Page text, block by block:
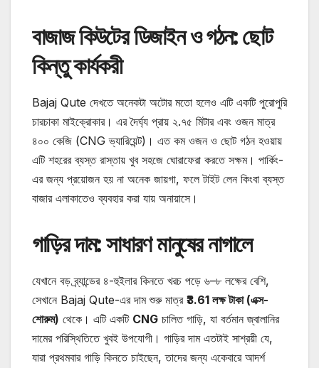
বাজাজ কিউটের ডিজাইন ও গঠন: ছোট
কিন্তু কার্যকরী
Bajaj Qute দেখতে অনেকটা অটোর মতো হলেও এটি একটি পুরোপুরি
চারচাকা মাইক্রোকার। এর দৈর্ঘ্য প্রায় ২.৭৫ মিটার এবং ওজন মাত্র
৪০০ কেজি (CNG ভ্যারিয়েন্ট)। এত কম ওজন ও ছোট গঠন হওয়ায়
এটি শহরের ব্যস্ত রাস্তায় খুব সহজে ঘোরাফেরা করতে সক্ষম। পার্কিং-
এর জন্য প্রয়োজন হয় না অনেক জায়গা, ফলে টাইট লেন কিংবা ব্যস্ত
বাজার এলাকাতেও ব্যবহার করা যায় অনায়াসে।
গাড়ির দাম: সাধারণ মানুষের নাগালে
যেখানে বড় ব্র্যান্ডের ৪-হুইলার কিনতে খরচ পড়ে ৬–৮ লক্ষের বেশি,
সেখানে Bajaj Qute-এর দাম শুরু মাত্র ₹3.61 লক্ষ টাকা (এক্স-
শোরুম) থেকে। এটি একটি CNG চালিত গাড়ি, যা বর্তমান জ্বালানির
দামের পরিস্থিতিতে খুবই উপযোগী। গাড়ির দাম এতটাই সাশ্রয়ী যে,
যারা প্রথমবার গাড়ি কিনতে চাইছেন, তাদের জন্য একেবারে আদর্শ